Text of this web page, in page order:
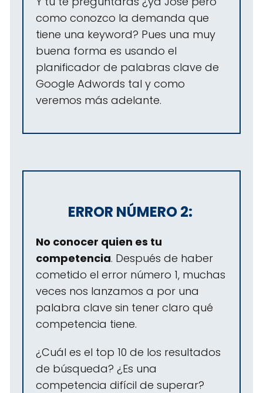
como conozco la demanda que
tiene una keyword? Pues una muy
buena forma es usando el
planificador de palabras clave de
Google Adwords tal y como
veremos más adelante.
ERROR NÚMERO 2:
No conocer quien es tu
competencia. Después de haber
cometido el error número 1, muchas
veces nos lanzamos a por una
palabra clave sin tener claro qué
competencia tiene.
¿Cuál es el top 10 de los resultados
de búsqueda? ¿Es una
competencia difícil de superar?